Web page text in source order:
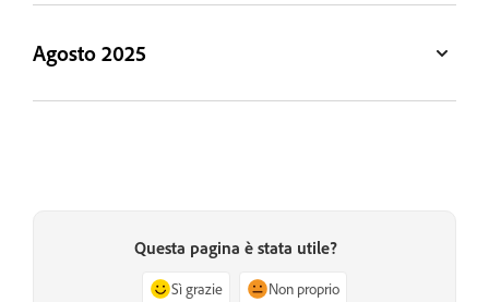
Agosto 2025
Questa pagina è stata utile?
Sì grazie Non proprio